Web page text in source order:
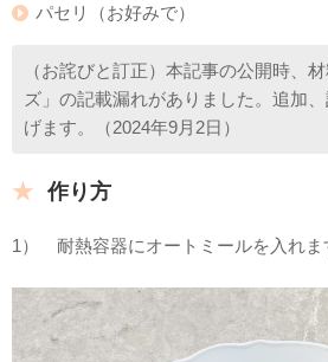
パセリ（お好みで）
（お詫びと訂正）本記事の公開時、
ズ」の記載漏れがありました。追加
げます。（2024年9月2日）
作り方
1） 耐熱容器にオートミールを入れま